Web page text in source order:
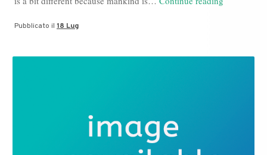
Davos
Pubblicato il 18 Lug